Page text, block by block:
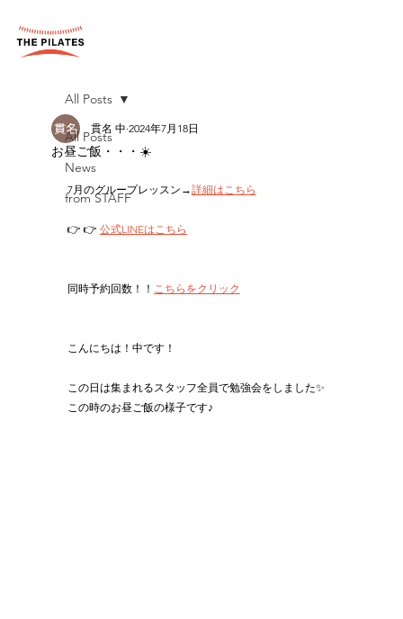
All Posts
News
from STAFF
All Posts
お昼ご飯・・・☀️
貫名 中 2024年7月18日
7月のグループレッスン→詳細はこちら
👉 👉 公式LINEはこちら
同時予約回数！！ こちらをクリック
こんにちは！中です！
この日は集まれるスタッフ全員で勉強会をしました✨
この時のお昼ご飯の様子です♪